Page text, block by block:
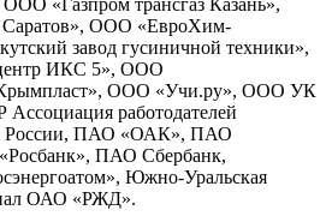
«Газпром трансгаз Казань»,
Саратов», ООО «ЕвроХим-
завод гусиничной техники»,
ИКС 5», ООО
ООО «Учи.ру», ООО УК
работодателей
России, ПАО «ОАК», ПАО
ПАО Сбербанк,
Южно-Уральская
ОАО «РЖД».